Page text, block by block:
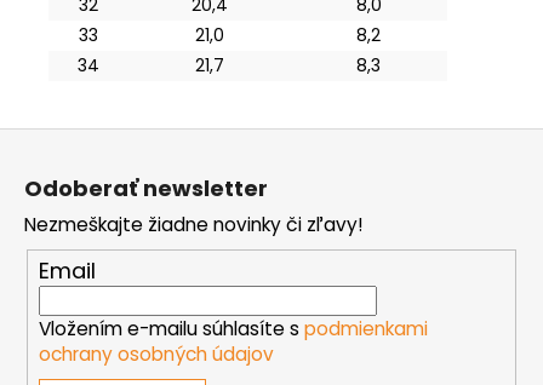
32
20,4
8,0
33
21,0
8,2
34
21,7 8,3
Odoberať newsletter
Nezmeškajte žiadne novinky či zľavy!
Email
Vložením e-mailu súhlasíte s podmienkami
ochrany osobných údajov